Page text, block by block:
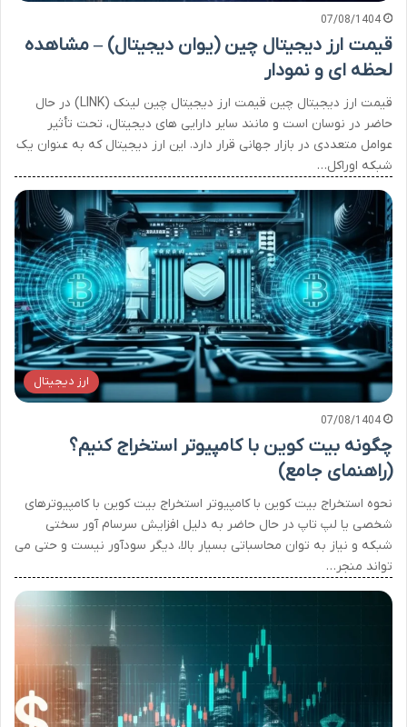
07/08/1404
قیمت ارز دیجیتال چین (یوان دیجیتال) – مشاهده
لحظه ای و نمودار
قیمت ارز دیجیتال چین قیمت ارز دیجیتال چین لینک (LINK) در حال
حاضر در نوسان است و مانند سایر دارایی های دیجیتال، تحت تأثیر
عوامل متعددی در بازار جهانی قرار دارد. این ارز دیجیتال که به عنوان یک
شبکه اوراکل…
ارز دیجیتال
07/08/1404
چگونه بیت کوین با کامپیوتر استخراج کنیم؟
(راهنمای جامع)
نحوه استخراج بیت کوین با کامپیوتر استخراج بیت کوین با کامپیوترهای
شخصی یا لپ تاپ در حال حاضر به دلیل افزایش سرسام آور سختی
شبکه و نیاز به توان محاسباتی بسیار بالا، دیگر سودآور نیست و حتی می
تواند منجر…